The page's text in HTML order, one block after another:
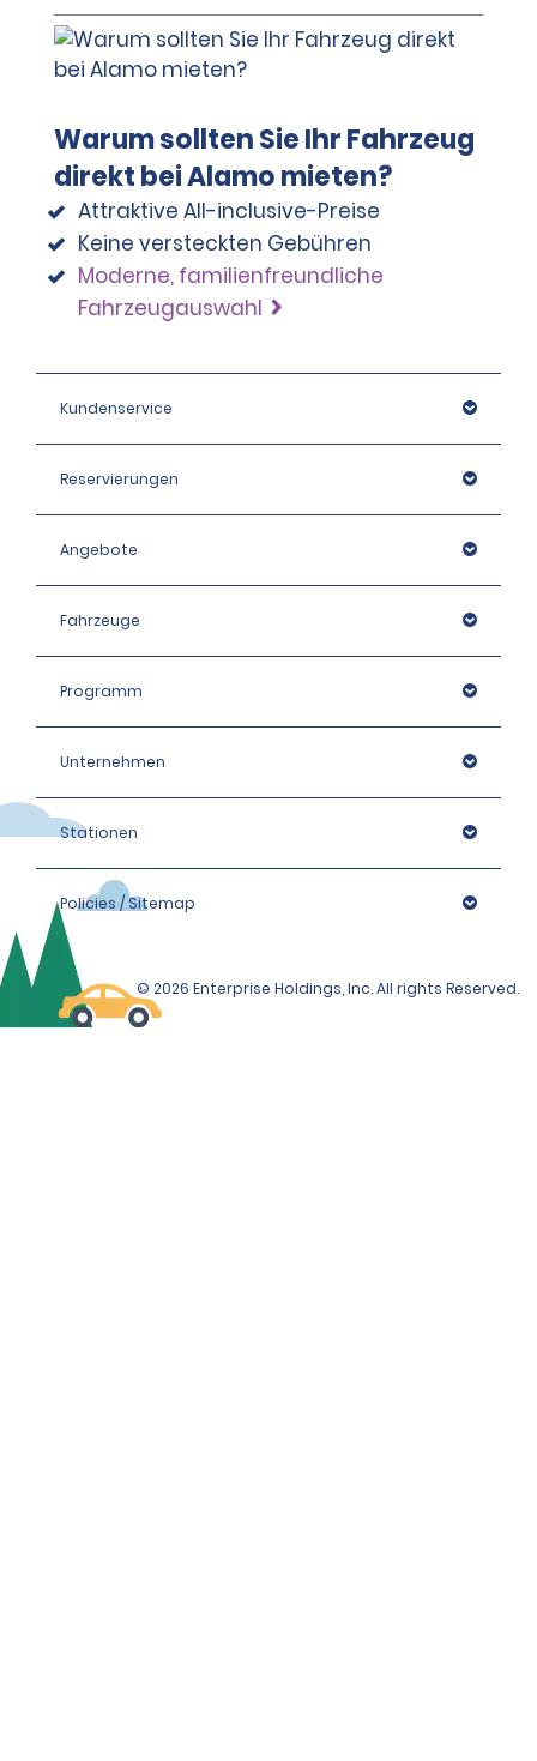
Warum sollten Sie Ihr Fahrzeug
direkt bei Alamo mieten?
Attraktive All-inclusive-Preise
Keine versteckten Gebühren
Moderne, familienfreundliche
Fahrzeugauswahl
Kundenservice
Reservierungen
Angebote
Fahrzeuge
Programm
Unternehmen
Stationen
Policies / Sitemap
© 2026 Enterprise Holdings, Inc. All rights Reserved.